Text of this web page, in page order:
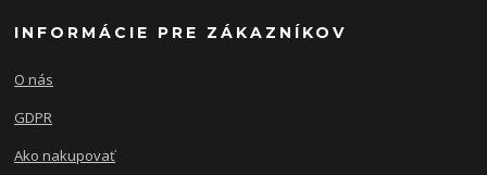
INFORMÁCIE PRE ZÁKAZNÍKOV
O nás
GDPR
Ako nakupovať